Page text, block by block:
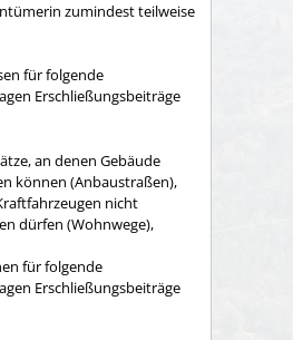
zumindest teilweise
für folgende
Erschließungsbeiträge
an denen Gebäude
können (Anbaustraßen),
nicht
dürfen (Wohnwege),
für folgende
Erschließungsbeiträge